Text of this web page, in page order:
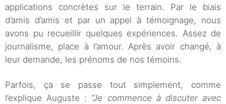
applications concrètes sur le terrain. Par le biais
d’amis d’amis et par un appel à témoignage, nous
avons pu recueillir quelques expériences. Assez de
journalisme, place à l’amour. Après avoir changé, à
leur demande, les prénoms de nos témoins.
Parfois, ça se passe tout simplement, comme
l’explique Auguste : “Je commence à discuter avec